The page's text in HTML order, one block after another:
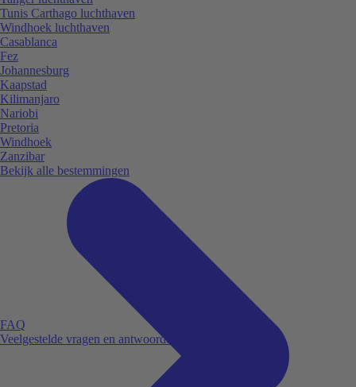
FAQ
Veelgestelde vragen en antwoorden.
Tunis Carthago luchthaven
Windhoek luchthaven
Casablanca
Fez
Johannesburg
Kaapstad
Kilimanjaro
Nariobi
Pretoria
Windhoek
Zanzibar
Bekijk alle bestemmingen